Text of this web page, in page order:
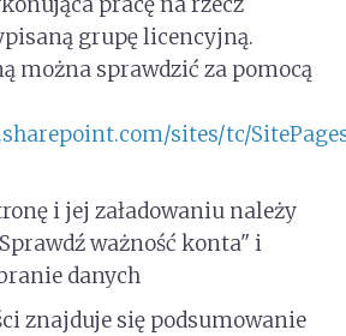
grupę licencyjną.
można sprawdzić za pomocą
sites/tc/
i jej załadowaniu należy
ważność konta" i
danych
znajduje się podsumowanie